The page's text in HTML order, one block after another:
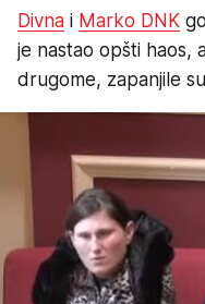
Divna i Marko DNK
je nastao opšti haos,
drugome, zapanjile